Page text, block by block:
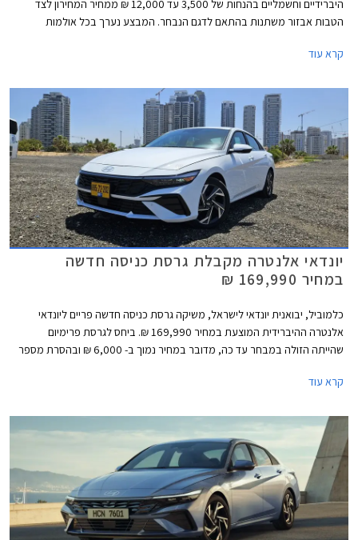
היברידיים וחשמליים בהנחות של 3,500 עד 12,000 ₪ ממחיר המחירון לצד
הטבות אבזור משתנות בהתאם לדגם הנבחר. המבצע נערך בכל אולמות
קרא עוד
יונדאי אלנטרה מקבלת גרסת כניסה חדשה
במחיר 169,990 ₪
כלמוביל, יבואנית יונדאי לישראל, משיקה גרסת כניסה חדשה פריים ליונדאי
אלנטרה ההיברידית המוצעת במחיר 169,990 ₪. ביחס לגרסת פרימיום
שהייתה הזולה במבחר עד כה, מדובר במחיר נמוך ב- 6,000 ₪ ובהסרת מספר
משענת יד עם מחזיקי כוסות במושב האחורי, וקיפול מושב אחורי. כמו כן, תאורת
קרא עוד